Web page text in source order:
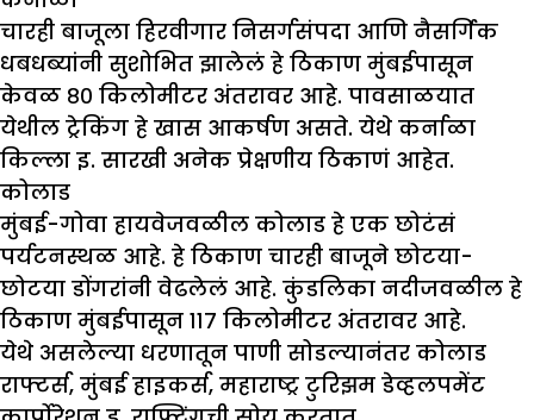
चारही बाजूला हिरवीगार निसर्गसंपदा आणि नैसर्गिक
धबधब्यांनी सुशोभित झालेलं हे ठिकाण मुंबईपासून
केवळ ८० किलोमीटर अंतरावर आहे. पावसाळयात
येथील ट्रेकिंग हे खास आकर्षण असते. येथे कर्नाळा
किल्ला इ. सारखी अनेक प्रेक्षणीय ठिकाणं आहेत.
कोलाड
मुंबई-गोवा हायवेजवळील कोलाड हे एक छोटंसं
पर्यटनस्थळ आहे. हे ठिकाण चारही बाजूने छोटया-
छोटया डोंगरांनी वेढलेलं आहे. कुंडलिका नदीजवळील हे
ठिकाण मुंबईपासून ११७ किलोमीटर अंतरावर आहे.
येथे असलेल्या धरणातून पाणी सोडल्यानंतर कोलाड
राफ्टर्स, मुंबई हाइकर्स, महाराष्ट्र टुरिझम डेव्हलपमेंट